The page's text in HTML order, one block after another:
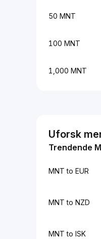
50 MNT
100 MNT
1,000 MNT
Uforsk
Trendende
MNT to EUR
MNT to NZD
MNT to ISK